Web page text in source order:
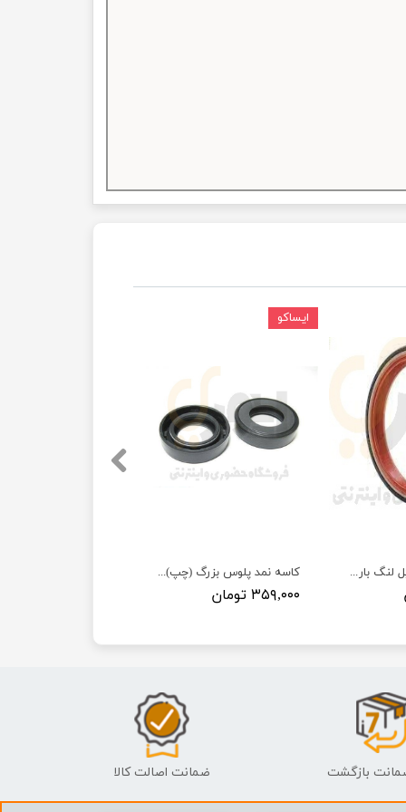
کاسه نمد پلوس بزرگ (چپ) 405-سمند-پارس- ISACO - دیشتونگ اسپارتنر هامبورگ DPH
۳۵۹,۰۰۰ تومان
ایساکو
کاسه نمدعقب میل لنگ باریک 405-سمند-پارس - - ISACO - دیشتونگ اسپارتنر هامبورگ (dph)
ضمانت اصالت کالا